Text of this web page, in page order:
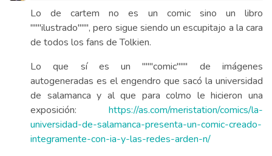
Lo de cartem no es un comic sino un libro
"""ilustrado""", pero sigue siendo un escupitajo a la cara
de todos los fans de Tolkien.
Lo que sí es un """comic""" de imágenes
autogeneradas es el engendro que sacó la universidad
de salamanca y al que para colmo le hicieron una
exposición: https://as.com/meristation/comics/la-
universidad-de-salamanca-presenta-un-comic-creado-
integramente-con-ia-y-las-redes-arden-n/